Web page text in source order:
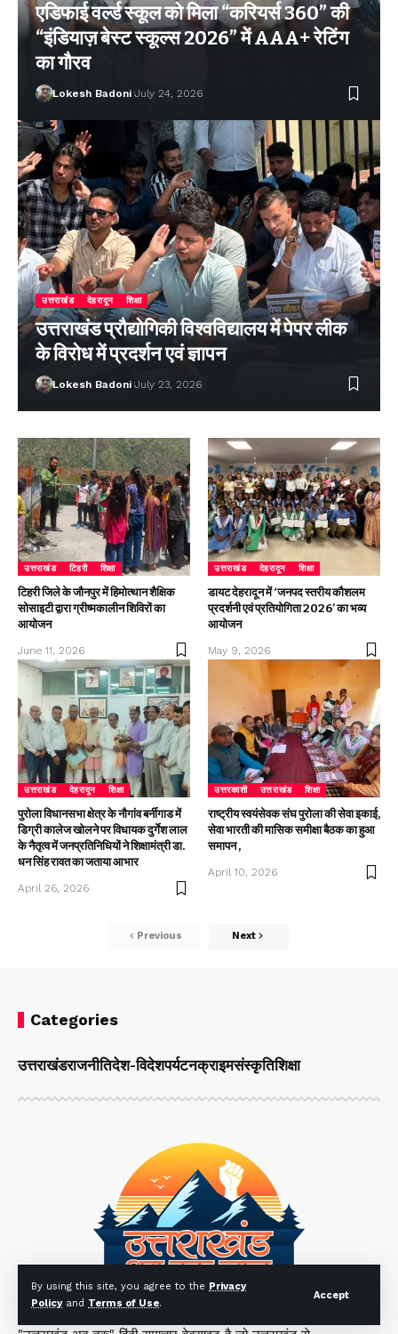
By using this site, you agree to the Privacy
Policyand Terms of Use.
Accept
एडिफाई वर्ल्ड स्कूल को मिला “करियर्स 360” की
“इंडियाज़ बेस्ट स्कूल्स 2026” में AAA+ रेटिंग
का गौरव
Lokesh Badoni July 24, 2026
उत्तराखंड देहरादून शिक्षा
उत्तराखंड प्रौद्योगिकी विश्वविद्यालय में पेपर लीक
के विरोध में प्रदर्शन एवं ज्ञापन
Lokesh Badoni July 23, 2026
उत्तराखंड टिहरी शिक्षा
टिहरी जिले के जौनपुर में हिमोत्थान शैक्षिक
सोसाइटी द्वारा ग्रीष्मकालीन शिविरों का
आयोजन
June 11, 2026
उत्तराखंड देहरादून शिक्षा
डायट देहरादून में ‘जनपद स्तरीय कौशलम
प्रदर्शनी एवं प्रतियोगिता 2026’ का भव्य
आयोजन
May 9, 2026
उत्तराखंड देहरादून शिक्षा
पुरोला विधानसभा क्षेत्र के नौगांव बर्नीगाड में
डिग्री कालेज खोलने पर विधायक दुर्गेश लाल
के नैतृत्व में जनप्रतिनिधियों ने शिक्षामंत्री डा.
धन सिंह रावत का जताया आभार
April 26, 2026
उत्तरकाशी उत्तराखंड शिक्षा
राष्ट्रीय स्वयंसेवक संघ पुरोला की सेवा इकाई,
सेवा भारती की मासिक समीक्षा बैठक का हुआ
समापन ,
April 10, 2026
Previous Next
Categories
उत्तराखंडराजनीतिदेश-विदेशपर्यटनक्राइमसंस्कृतिशिक्षा